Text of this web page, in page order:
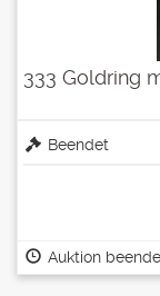
333 Goldring
Beendet
Auktion